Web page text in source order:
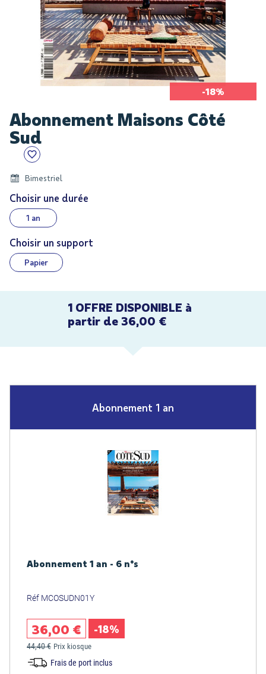
-18%
to
the
beginning
the
gallery
Abonnement Maisons Côté
Sud
Bimestriel
Choisir une durée
1 an
Choisir un support
Papier
1 OFFRE DISPONIBLE à
partir de 36,00 €
Abonnement 1 an
Abonnement 1 an - 6 n°s
Réf MCOSUDN01Y
36,00 € -18%
44,40 € Prix kiosque
Frais de port inclus